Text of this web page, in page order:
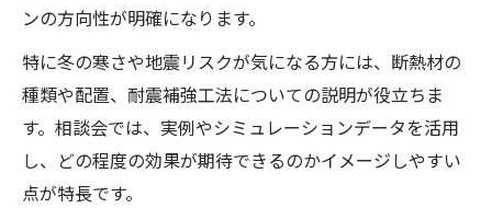
ンの方向性が明確になります。
特に冬の寒さや地震リスクが気になる方には、断熱材の
種類や配置、耐震補強工法についての説明が役立ちま
す。相談会では、実例やシミュレーションデータを活用
し、どの程度の効果が期待できるのかイメージしやすい
点が特長です。